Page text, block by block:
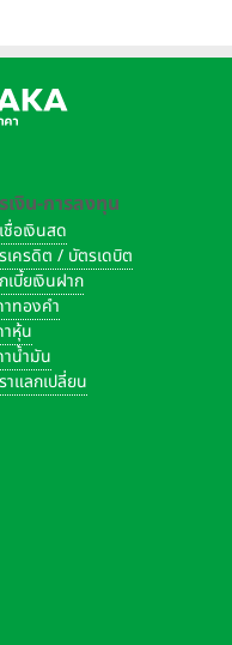
เงิน-การลงทุน
ชื่อเงินสด
เครดิต / บัตรเดบิต
เบี้ยเงินฝาก
าทองคำ
าหุ้น
าน้ำมัน
าแลกเปลี่ยน